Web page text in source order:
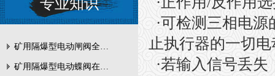
专业知识
矿用隔爆型电动闸阀全周期维护与故障排查要点
矿用隔爆型电动蝶阀在瓦斯管道控制中的防爆设计与安全标准解析
·可检测三相电源
止执行器的一切
·若输入信号丢失